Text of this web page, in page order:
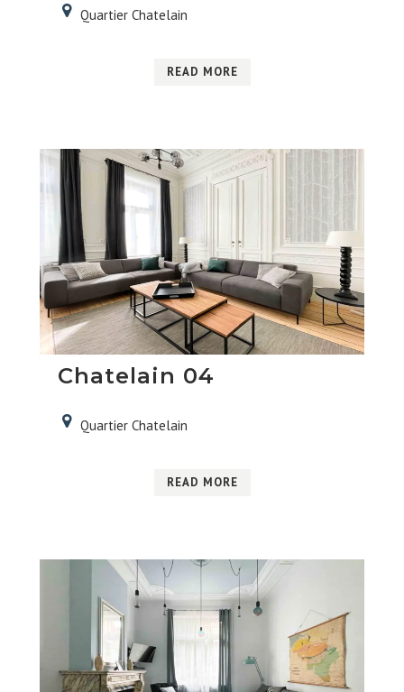
Quartier Chatelain
READ MORE
Chatelain 04
Quartier Chatelain
READ MORE